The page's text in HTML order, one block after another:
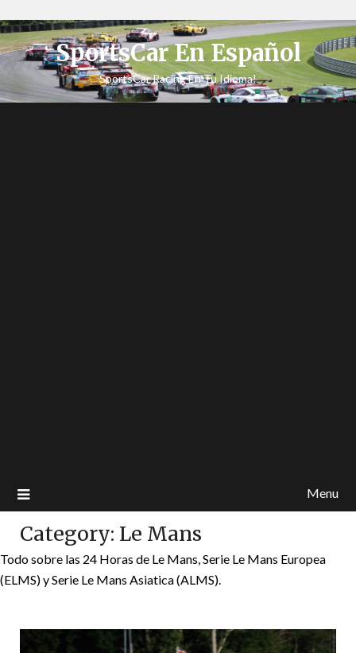
SportsCar En Español
SportsCar Racing En Tu Idioma!
Menu
Category: Le Mans
Todo sobre las 24 Horas de Le Mans, Serie Le Mans Europea
(ELMS) y Serie Le Mans Asiatica (ALMS).